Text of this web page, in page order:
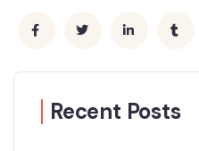
Recent Posts